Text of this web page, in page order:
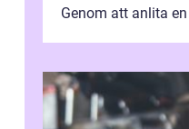
Genom att anlita